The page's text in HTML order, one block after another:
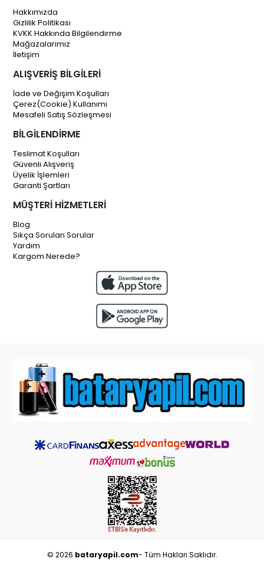
Hakkımızda
Gizlilik Politikası
KVKK Hakkında Bilgilendirme
Mağazalarımız
İletişim
ALIŞVERİŞ BİLGİLERİ
İade ve Değişim Koşulları
Çerez(Cookie) Kullanımı
Mesafeli Satış Sözleşmesi
BİLGİLENDİRME
Teslimat Koşulları
Güvenli Alışveriş
Üyelik İşlemleri
Garanti Şartları
MÜŞTERİ HİZMETLERİ
Blog
Sıkça Sorulan Sorular
Yardım
Kargom Nerede?
© 2026 bataryapil.com- Tüm Hakları Saklıdır.